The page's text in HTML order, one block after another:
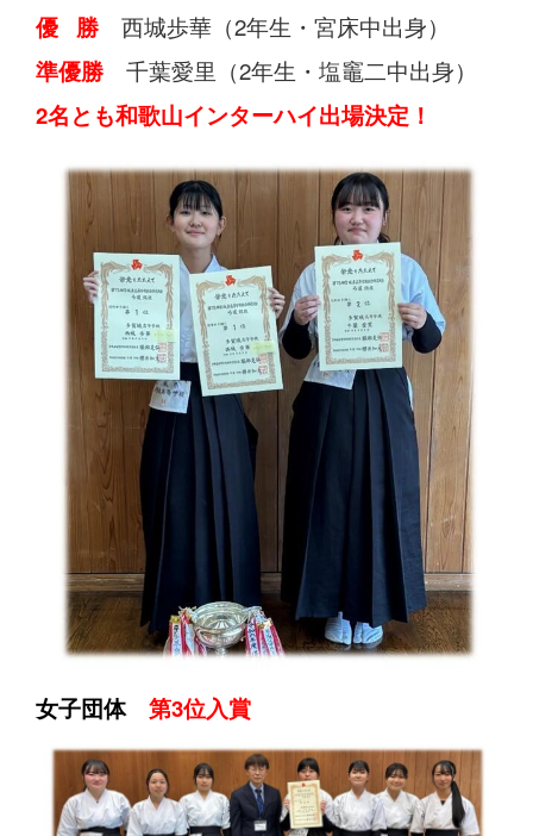
優 勝西城歩華（2年生・宮床中出身）
準優勝千葉愛里（2年生・塩竈二中出身）
2名とも和歌山インターハイ出場決定！
女子団体 第3位入賞